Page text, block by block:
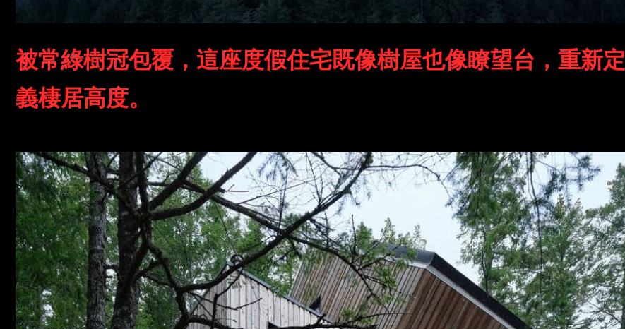
被常綠樹冠包覆，這座度假住宅既像樹屋也像瞭望台，重新定
義棲居高度。